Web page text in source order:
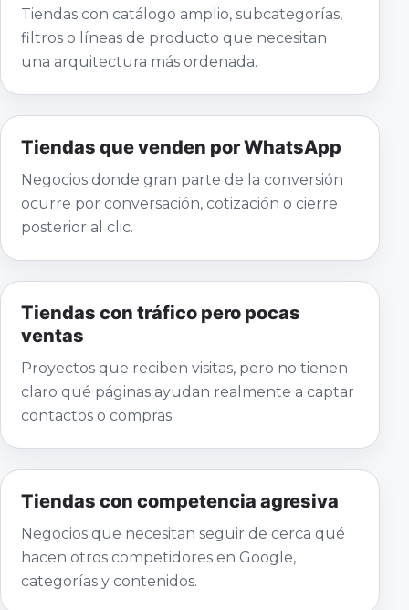
Tiendas con catálogo amplio, subcategorías,
filtros o líneas de producto que necesitan
una arquitectura más ordenada.
Tiendas que venden por WhatsApp
Negocios donde gran parte de la conversión
ocurre por conversación, cotización o cierre
posterior al clic.
Tiendas con tráfico pero pocas
ventas
Proyectos que reciben visitas, pero no tienen
claro qué páginas ayudan realmente a captar
contactos o compras.
Tiendas con competencia agresiva
Negocios que necesitan seguir de cerca qué
hacen otros competidores en Google,
categorías y contenidos.